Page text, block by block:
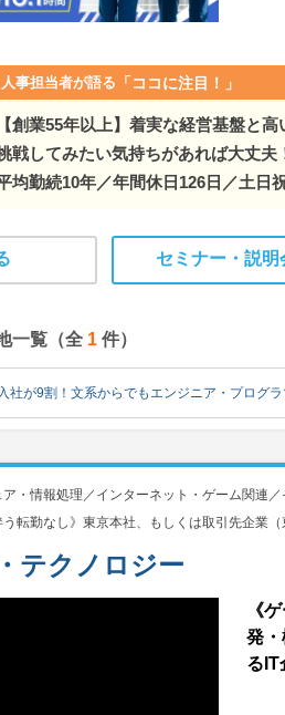
人事担当者が語る 「ココに注目！」
【創業55年以上】着実な経営基盤と高
戦してみたい気持ちがあれば大丈夫
均勤続10年／年間休日126日／土日
セミナー・ 説明
一覧（全 1 件）
社が9割！文系からでもエンジニア・プログラ
ア・情報処理／インターネット・ゲーム関連
う転勤なし》東京本社、もしくは取引先企業
テクノロジー
《
発
るIT